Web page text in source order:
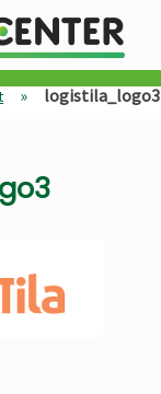
» logistila_logo3